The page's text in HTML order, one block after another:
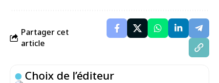
Partager cet
article
Choix de l’éditeur